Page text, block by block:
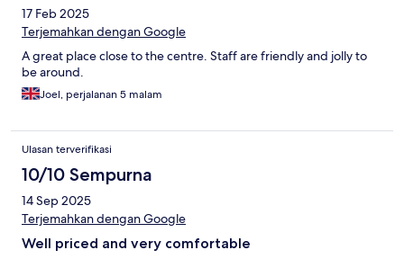
17 Feb 2025
Terjemahkan dengan Google
A great place close to the centre. Staff are friendly and jolly to
be around.
Joel, perjalanan 5 malam
Ulasan terverifikasi
10/10 Sempurna
14 Sep 2025
Terjemahkan dengan Google
Well priced and very comfortable